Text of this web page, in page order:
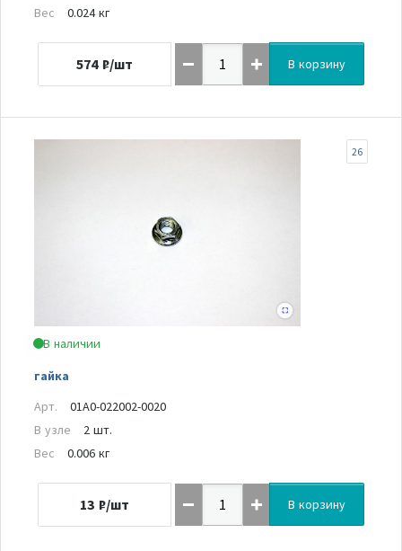
Вес
0.024 кг
574 ₽/шт В корзину
В наличии
гайка
26
Арт.
01A0-022002-0020
В узле
2 шт.
Вес
0.006 кг
13 ₽/шт В корзину